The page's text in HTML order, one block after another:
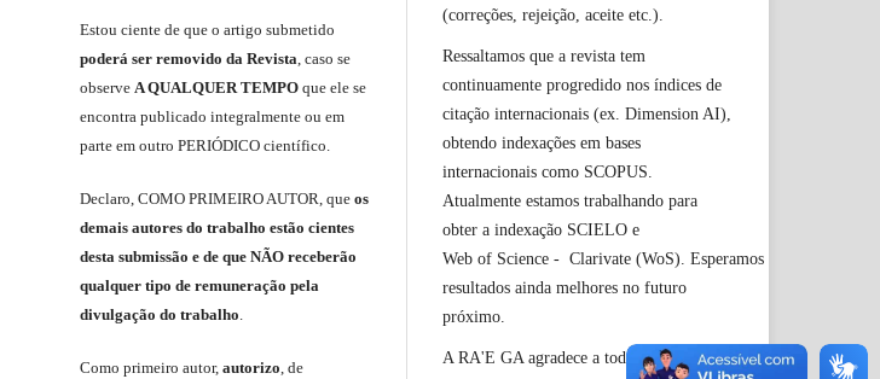
Estou ciente de que o artigo submetido
poderá ser removido da Revista, caso se
observe A QUALQUER TEMPO que ele se
encontra publicado integralmente ou em
parte em outro PERIÓDICO científico.
Declaro, COMO PRIMEIRO AUTOR, que os
demais autores do trabalho estão cientes
desta submissão e de que NÃO receberão
qualquer tipo de remuneração pela
divulgação do trabalho.
Como primeiro autor, autorizo, de
(correções, rejeição, aceite etc.).
Ressaltamos que a revista tem
continuamente progredido nos índices de
citação internacionais (ex. Dimension AI),
obtendo indexações em bases
internacionais como SCOPUS.
Atualmente estamos trabalhando para
obter a indexação SCIELO e
Web of Science - Clarivate (WoS). Esperamos
resultados ainda melhores no futuro
próximo.
A RA'E GA agradece a toda comunidade!